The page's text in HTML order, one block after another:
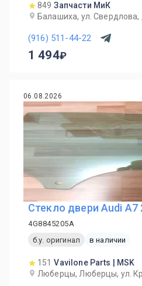
849 Запчасти МиК
Балашиха, ул. Свердлова,
(916) 511-44-22
1 494
06.08.2026
Стекло двери Audi A7
4G8845205A
б.у. оригинал
в наличии
151 Vavilone Parts | MSK
Люберцы, Люберцы, ул.